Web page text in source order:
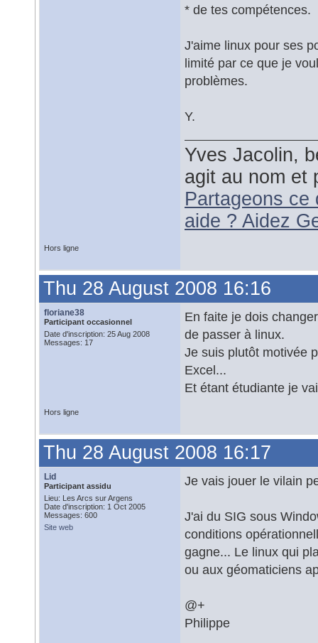
* de tes compétences.
J'aime linux pour ses
limité par ce que je
problèmes.
Y.
Yves Jacolin,
agit au nom et
Partageons ce
aide ? Aidez
Hors ligne
Thu 28 August 2008 16:16
floriane38
Participant occasionnel
Date d'inscription: 25 Aug 2008
Messages: 17
En faite je dois
de passer à linux.
Je suis plutôt motivée
Excel...
Et étant étudiante je
Hors ligne
Thu 28 August 2008 16:17
Lid
Participant assidu
Lieu: Les Arcs sur Argens
Date d'inscription: 1 Oct 2005
Messages: 600
Site web
Je vais jouer le vilain
J'ai du SIG sous
conditions
gagne... Le linux qui
ou aux géomaticiens
@+
Philippe